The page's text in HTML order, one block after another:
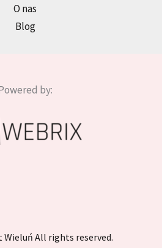
O nas
Blog
by:
Wieluń All rights reserved.